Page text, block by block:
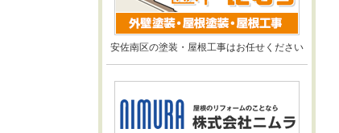
安佐南区の塗装・屋根工事はお任せください